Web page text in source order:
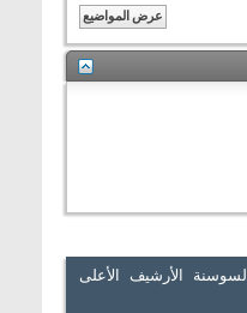
السوسنة الأرشيف الأعلى